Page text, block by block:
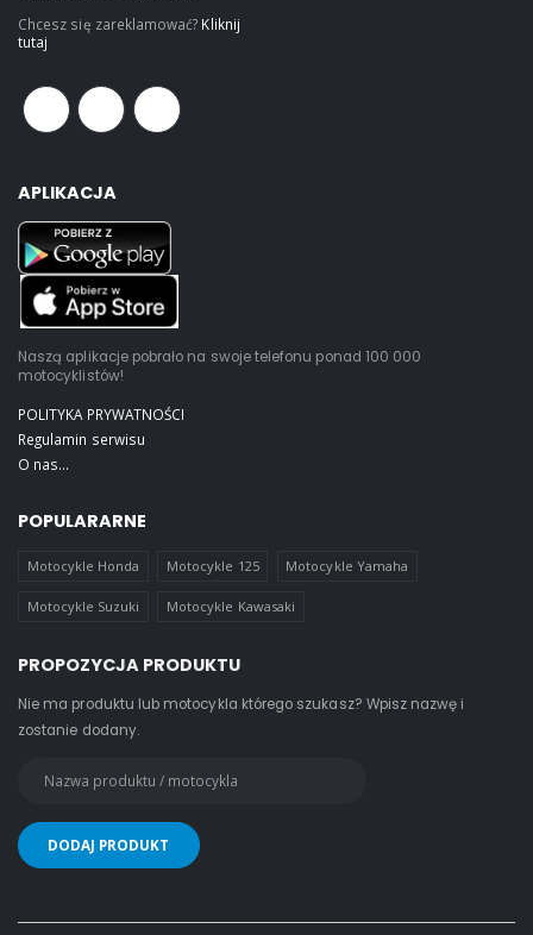
Chcesz się zareklamować? Kliknij
tutaj
APLIKACJA
Naszą aplikacje pobrało na swoje telefonu ponad 100 000
motocyklistów!
POLITYKA PRYWATNOŚCI
Regulamin serwisu
O nas...
POPULARARNE
Motocykle Honda Motocykle 125 Motocykle Yamaha
Motocykle Suzuki Motocykle Kawasaki
PROPOZYCJA PRODUKTU
Nie ma produktu lub motocykla którego szukasz? Wpisz nazwę i
zostanie dodany.